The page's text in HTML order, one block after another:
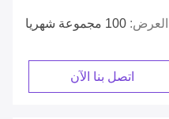
العرض: 100 مجموعة شهريا
اتصل بنا الآن